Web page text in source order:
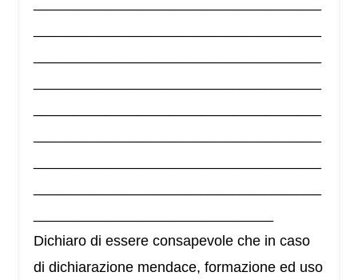
Dichiaro di essere consapevole che in caso
di dichiarazione mendace, formazione ed uso